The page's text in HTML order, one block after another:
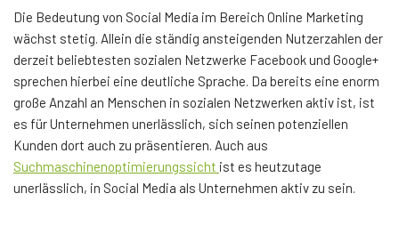
Die Bedeutung von Social Media im Bereich Online Marketing
wächst stetig. Allein die ständig ansteigenden Nutzerzahlen der
derzeit beliebtesten sozialen Netzwerke Facebook und Google+
sprechen hierbei eine deutliche Sprache. Da bereits eine enorm
große Anzahl an Menschen in sozialen Netzwerken aktiv ist, ist
es für Unternehmen unerlässlich, sich seinen potenziellen
Kunden dort auch zu präsentieren. Auch aus
Suchmaschinenoptimierungssicht ist es heutzutage
unerlässlich, in Social Media als Unternehmen aktiv zu sein.